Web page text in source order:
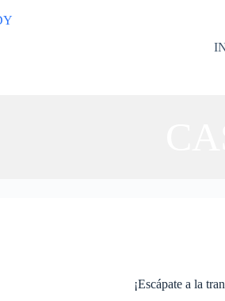
¡Escápate a la